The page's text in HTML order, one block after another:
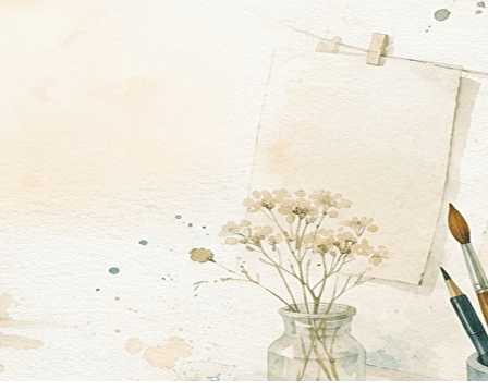
Exporter uniquement les colonnes affichées
Stages Adultes et ou Ados
Inscription Stage Adulte
Stages Enfants
Inscription Stage Enfant
Stage Famille
Inscription Stage Famille
Stages passés en images!
La vague à l'Aquarelle des 10 et 11 janvier 2026
Stages enfants terminés en images!